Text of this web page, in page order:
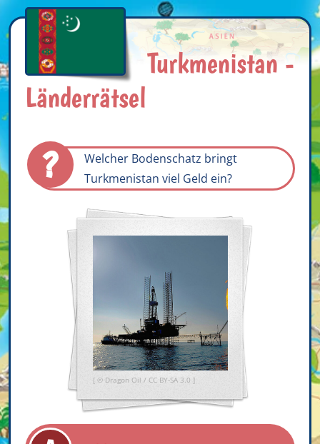
Turkmenistan -
Länderrätsel
?
Welcher Bodenschatz bringt
Turkmenistan viel Geld ein?
[ © Dragon Oil / CC BY-SA 3.0 ]